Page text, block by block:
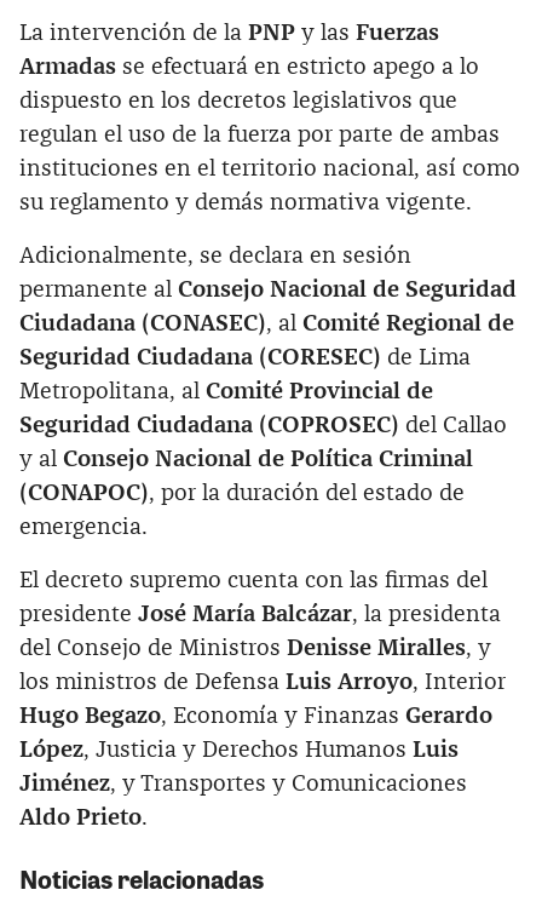
La intervención de la PNP y las Fuerzas
Armadas se efectuará en estricto apego a lo
dispuesto en los decretos legislativos que
regulan el uso de la fuerza por parte de ambas
instituciones en el territorio nacional, así como
su reglamento y demás normativa vigente.
Adicionalmente, se declara en sesión
permanente al Consejo Nacional de Seguridad
Ciudadana (CONASEC), al Comité Regional de
Seguridad Ciudadana (CORESEC) de Lima
Metropolitana, al Comité Provincial de
Seguridad Ciudadana (COPROSEC) del Callao
y al Consejo Nacional de Política Criminal
(CONAPOC), por la duración del estado de
emergencia.
El decreto supremo cuenta con las firmas del
presidente José María Balcázar, la presidenta
del Consejo de Ministros Denisse Miralles, y
los ministros de Defensa Luis Arroyo, Interior
Hugo Begazo, Economía y Finanzas Gerardo
López, Justicia y Derechos Humanos Luis
Jiménez, y Transportes y Comunicaciones
Aldo Prieto.
Noticias relacionadas